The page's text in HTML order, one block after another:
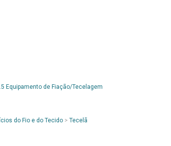
Equipamento de Fiação/Tecelagem
do Fio e do Tecido > Tecelã